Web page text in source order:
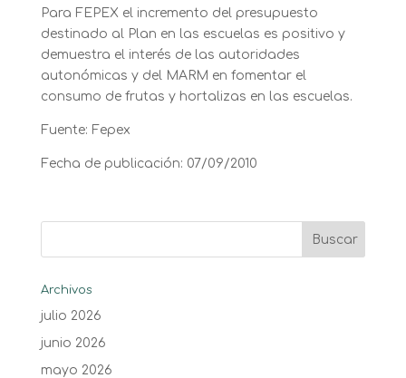
Para FEPEX el incremento del presupuesto
destinado al Plan en las escuelas es positivo y
demuestra el interés de las autoridades
autonómicas y del MARM en fomentar el
consumo de frutas y hortalizas en las escuelas.
Fuente: Fepex
Fecha de publicación: 07/09/2010
Archivos
julio 2026
junio 2026
mayo 2026